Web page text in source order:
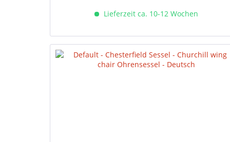
Lieferzeit ca. 10-12 Wochen